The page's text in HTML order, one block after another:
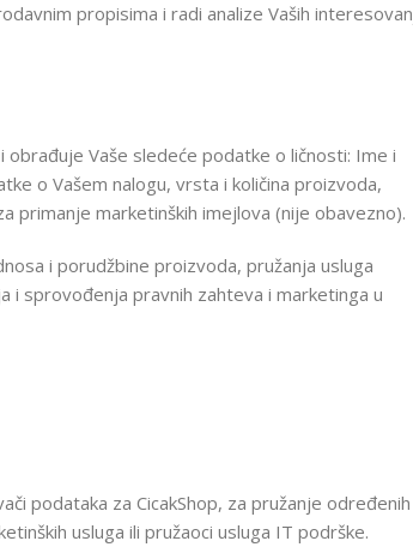
propisima i radi analize Vaših
obrađuje Vaše sledeće podatke o ličnosti: Ime i
o Vašem nalogu, vrsta i količina proizvoda,
primanje marketinških imejlova (nije obavezno).
i porudžbine proizvoda, pružanja usluga
i sprovođenja pravnih zahteva i marketinga u
podataka za CicakShop, za pružanje određenih
usluga ili pružaoci usluga IT podrške.